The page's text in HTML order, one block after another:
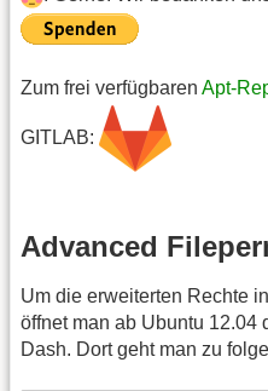
Zum frei verfügbaren Apt-
GITLAB:
Advanced
Um die erweiterten Rechte
öffnet man ab Ubuntu 12.04
Dash. Dort geht man zu